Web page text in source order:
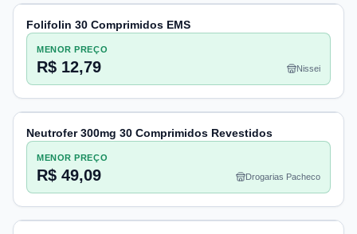
Folifolin 30 Comprimidos EMS
MENOR PREÇO
R$ 12,79 Nissei
Neutrofer 300mg 30 Comprimidos Revestidos
MENOR PREÇO
R$ 49,09 Drogarias Pacheco